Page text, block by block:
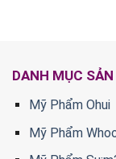
DANH MỤC
Mỹ Phẩm Ohui
Mỹ Phẩm